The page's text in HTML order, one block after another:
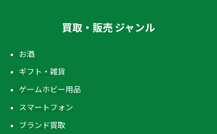
買取・販売 ジャンル
お酒
ギフト・雑貨
ゲームホビー用品
スマートフォン
ブランド買取